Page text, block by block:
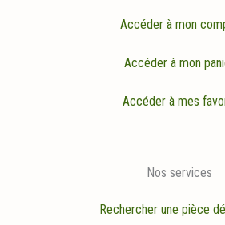
Accéder à mon
Accéder à mon
Accéder à mes
Nos services
Rechercher une pièce